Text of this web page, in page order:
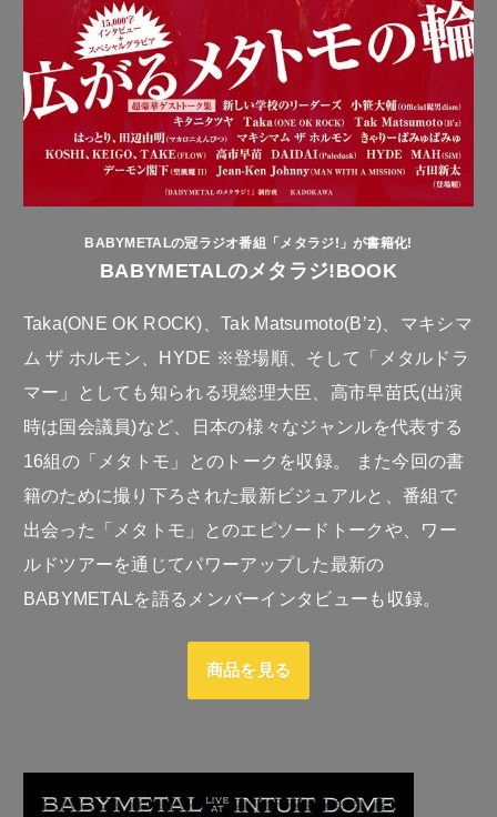
BABYMETALの冠ラジオ番組「メタラジ!」が書籍化!
BABYMETALのメタラジ!BOOK
Taka(ONE OK ROCK)、Tak Matsumoto(B’z)、マキシマ
ム ザ ホルモン、HYDE ※登場順、そして「メタルドラ
マー」としても知られる現総理大臣、高市早苗氏(出演
時は国会議員)など、日本の様々なジャンルを代表する
16組の「メタトモ」とのトークを収録。 また今回の書
籍のために撮り下ろされた最新ビジュアルと、番組で
出会った「メタトモ」とのエピソードトークや、ワー
ルドツアーを通じてパワーアップした最新の
BABYMETALを語るメンバーインタビューも収録。
商品を見る